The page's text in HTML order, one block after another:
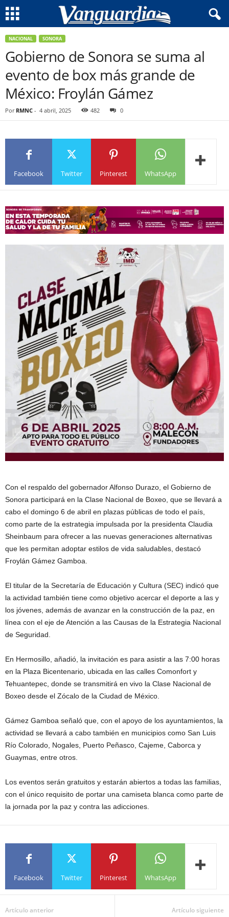
NACIONAL SONORA
Gobierno de Sonora se suma al
evento de box más grande de
México: Froylán Gámez
Por RMNC - 4 abril, 2025 482 0
Facebook Twitter Pinterest WhatsApp
Con el respaldo del gobernador Alfonso Durazo, el Gobierno de
Sonora participará en la Clase Nacional de Boxeo, que se llevará a
cabo el domingo 6 de abril en plazas públicas de todo el país,
como parte de la estrategia impulsada por la presidenta Claudia
Sheinbaum para ofrecer a las nuevas generaciones alternativas
que les permitan adoptar estilos de vida saludables, destacó
Froylán Gámez Gamboa.
El titular de la Secretaría de Educación y Cultura (SEC) indicó que
la actividad también tiene como objetivo acercar el deporte a las y
los jóvenes, además de avanzar en la construcción de la paz, en
línea con el eje de Atención a las Causas de la Estrategia Nacional
de Seguridad.
En Hermosillo, añadió, la invitación es para asistir a las 7:00 horas
en la Plaza Bicentenario, ubicada en las calles Comonfort y
Tehuantepec, donde se transmitirá en vivo la Clase Nacional de
Boxeo desde el Zócalo de la Ciudad de México.
Gámez Gamboa señaló que, con el apoyo de los ayuntamientos, la
actividad se llevará a cabo también en municipios como San Luis
Río Colorado, Nogales, Puerto Peñasco, Cajeme, Caborca y
Guaymas, entre otros.
Los eventos serán gratuitos y estarán abiertos a todas las familias,
con el único requisito de portar una camiseta blanca como parte de
la jornada por la paz y contra las adicciones.
Facebook Twitter Pinterest WhatsApp
Artículo anterior Artículo siguiente